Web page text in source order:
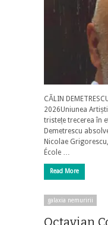
CĂLIN
2026Uniunea
tristețe trecerea în
Demetrescu
Nicolae
École …
Read More
galaxia nemuririi
Octavian